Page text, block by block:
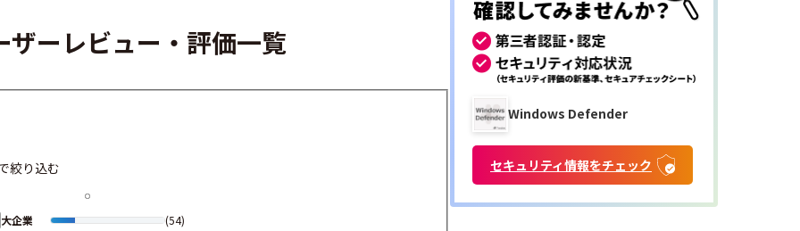
ーレビュー・評価一覧
絞り込む
大企業 (54)
Windows Defender
セキュリティ情報をチェック